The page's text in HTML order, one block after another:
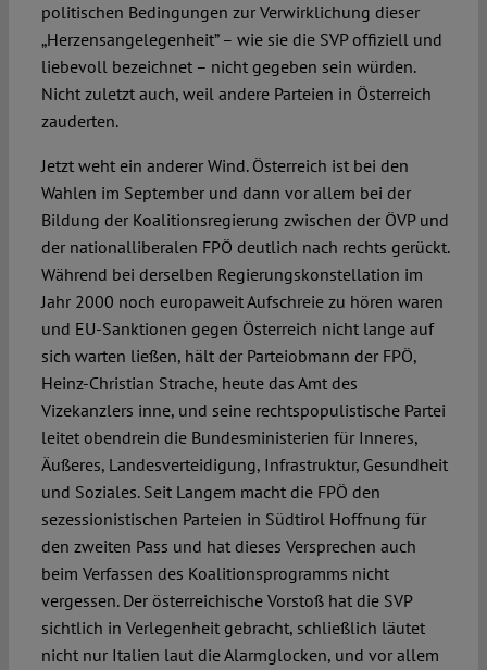
politischen Bedingungen zur Verwirklichung dieser
„Herzensangelegenheit” – wie sie die SVP offiziell und
liebevoll bezeichnet – nicht gegeben sein würden.
Nicht zuletzt auch, weil andere Parteien in Österreich
zauderten.
Jetzt weht ein anderer Wind. Österreich ist bei den
Wahlen im September und dann vor allem bei der
Bildung der Koalitionsregierung zwischen der ÖVP und
der nationalliberalen FPÖ deutlich nach rechts gerückt.
Während bei derselben Regierungskonstellation im
Jahr 2000 noch europaweit Aufschreie zu hören waren
und EU-Sanktionen gegen Österreich nicht lange auf
sich warten ließen, hält der Parteiobmann der FPÖ,
Heinz-Christian Strache, heute das Amt des
Vizekanzlers inne, und seine rechtspopulistische Partei
leitet obendrein die Bundesministerien für Inneres,
Äußeres, Landesverteidigung, Infrastruktur, Gesundheit
und Soziales. Seit Langem macht die FPÖ den
sezessionistischen Parteien in Südtirol Hoffnung für
den zweiten Pass und hat dieses Versprechen auch
beim Verfassen des Koalitionsprogramms nicht
vergessen. Der österreichische Vorstoß hat die SVP
sichtlich in Verlegenheit gebracht, schließlich läutet
nicht nur Italien laut die Alarmglocken, und vor allem